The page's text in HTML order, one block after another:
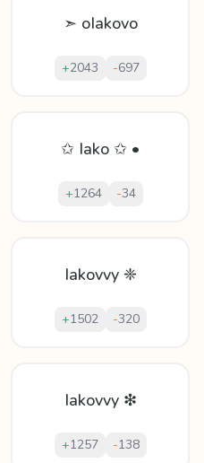
➣ oIakovo
+2043 -697
✩ Iako ✩ •
+1264 -34
Iakovvy ❈
+1502 -320
Iakovvy ❇
+1257 -138